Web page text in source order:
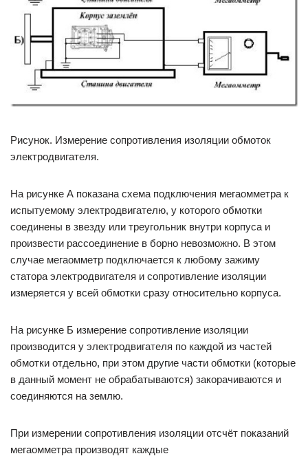
Рисунок. Измерение сопротивления изоляции обмоток
электродвигателя.
На рисунке А показана схема подключения мегаомметра к
испытуемому электродвигателю, у ко­торого обмотки
соединены в звезду или треугольник внутри корпуса и
произвести рассоединение в борно невозможно. В этом
случае мегаомметр подключает­ся к любому зажиму
статора электродвигателя и со­противление изоляции
измеряется у всей обмотки сразу относительно корпуса.
На рисунке Б измерение сопротивление изо­ляции
производится у электродвигателя по каждой из частей
обмотки отдельно, при этом другие части обмотки (которые
в данный момент не обрабаты­ваются) закорачиваются и
соединяются на землю.
При измерении сопротивления изоляции отсчёт показаний
мегаомметра производят каждые